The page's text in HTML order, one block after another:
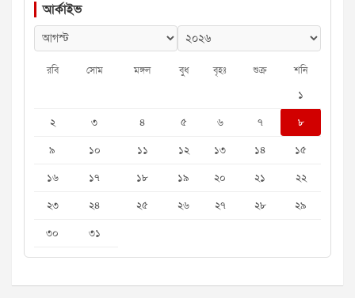
আর্কাইভ
রবি সোম মঙ্গল বুধ বৃহঃ শুক্র শনি
১
২
৩ ৪ ৫ ৬ ৭
৮
৯
১০ ১১ ১২ ১৩ ১৪
১৫
১৬
১৭ ১৮ ১৯ ২০ ২১
২২
২৩
২৪ ২৫ ২৬ ২৭ ২৮
২৯
৩০
৩১